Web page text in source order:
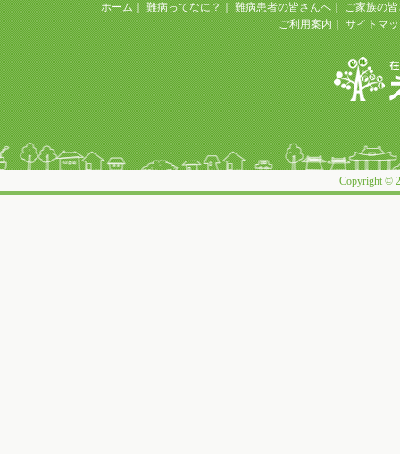
ホーム｜ 難病ってなに？｜ 難病患者の皆さんへ｜ ご家族の
ご利用案内｜ サイトマ
Copyright ©